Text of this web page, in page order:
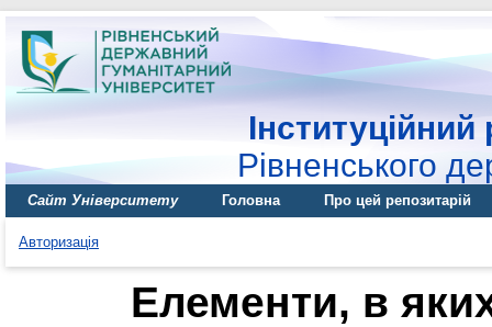
Інституційний
Рівненського
Сайт Університету Головна Про цей репозитарій
Авторизація
Елементи, в